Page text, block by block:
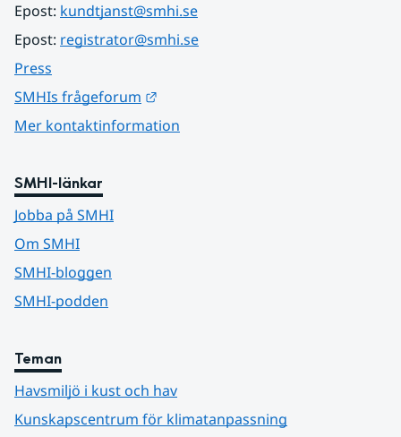
Epost: kundtjanst@smhi.se
Epost: registrator@smhi.se
Press
SMHIs frågeforum
Mer kontaktinformation
SMHI-länkar
Jobba på SMHI
Om SMHI
SMHI-bloggen
SMHI-podden
Teman
Havsmiljö i kust och hav
Kunskapscentrum för klimatanpassning